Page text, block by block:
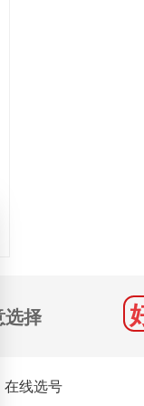
选择
在线选号